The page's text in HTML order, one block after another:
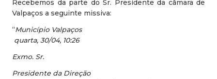
Recebemos da parte do Sr. Presidente da câmara de
Valpaços a seguinte missiva:
“Município Valpaços
quarta, 30/04, 10:26
Exmo. Sr.
Presidente da Direção